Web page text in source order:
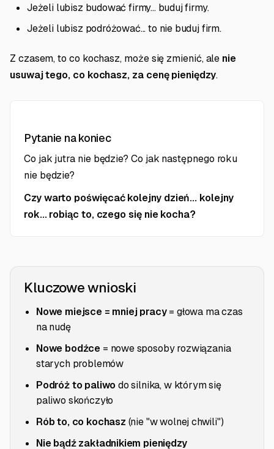
Jeżeli lubisz budować firmy... buduj firmy.
Jeżeli lubisz podróżować... to nie buduj firm.
Z czasem, to co kochasz, może się zmienić, ale nie
usuwaj tego, co kochasz, za cenę pieniędzy.
Pytanie na koniec
Co jak jutra nie będzie? Co jak następnego roku
nie będzie?
Czy warto poświęcać kolejny dzień... kolejny
rok... robiąc to, czego się nie kocha?
Kluczowe wnioski
Nowe miejsce = mniej pracy= głowa ma czas
na nudę
Nowe bodźce = nowe sposoby rozwiązania
starych problemów
Podróż to paliwo do silnika, w którym się
paliwo skończyło
Rób to, co kochasz (nie "w wolnej chwili")
Nie bądź zakładnikiem pieniędzy